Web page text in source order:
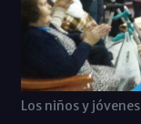
Los niños y